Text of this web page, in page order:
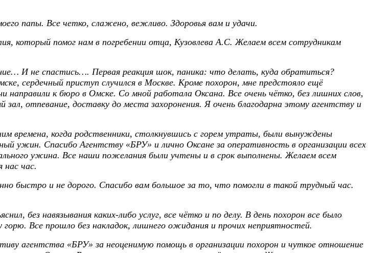
папы. Все четко, слажено, вежливо. Здоровья вам и удачи.
который помог нам в погребении отца, Кузовлева А.С. Желаем всем сотрудникам
И не спастись…. Первая реакция шок, паника: что делать, куда обратиться?
сердечный приступ случился в Москве. Кроме похорон, мне предстояло ещё
к бюро в Омске. Со мной работала Оксана. Все очень чётко, без лишних слов,
отпевание, доставку до места захоронения. Я очень благодарна этому агентству и
времена, когда родственники, столкнувшись с горем утраты, были вынуждены
ужин. Спасибо Агентству «БРУ» и лично Оксане за оперативность в организации всех
ужина. Все наши пожелания были учтены и в срок выполнены. Желаем всем
нас час.
быстро и не дорого. Спасибо вам большое за то, что помогли в такой трудный час.
без навязывания каких-либо услуг, все чётко и по делу. В день похорон все было
Все прошло без накладок, лишнего ожидания и прочих неприятностей.
агентства «БРУ» за неоценимую помощь в организации похорон и чуткое отношение